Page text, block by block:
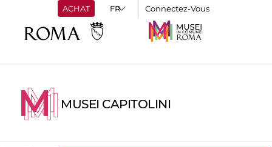
ACHAT Connectez-Vous
MUSEI CAPITOLINI